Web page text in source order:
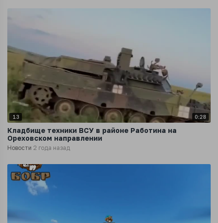
13 0:28
Кладбище техники ВСУ в районе Работина на
Ореховском направлении
Новости 2 года назад